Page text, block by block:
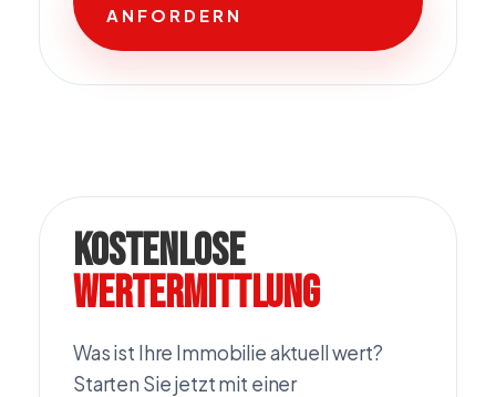
ANFORDERN
Kostenlose
Wertermittlung
Was ist Ihre Immobilie aktuell wert?
Starten Sie jetzt mit einer